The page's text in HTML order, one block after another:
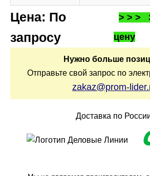
Цена: По
запросу
> > >
цену
Нужно больше
Отправьте свой запрос по
zakaz@prom-
Доставка по